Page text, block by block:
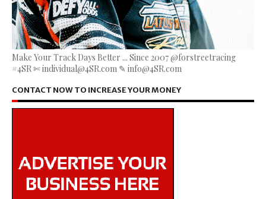
Make Your Track Days Better ... Since 2007 @forstreetracing
#4SR ✄ individual@4SR.com ✎ info@4SR.com
CONTACT NOW TO INCREASE YOUR MONEY